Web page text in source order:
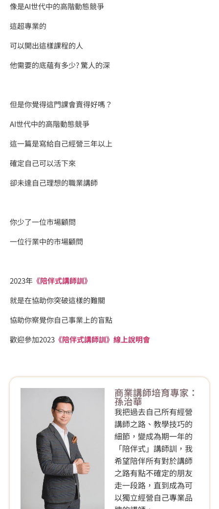
像是AI世代中的高階動態競爭
​這超專業的
可以開出這樣課程的人
他需要的底蘊有多少? 驚人的深
但是你覺得這門課會賣得好嗎？
AI世代中的高階動態競爭
​這一篇是寫給自己經營三年以上
確定自己可以活下來
卻未達自己理想的職業講師
你少了一位市場顧問
一位行業中的市場顧問
2023年 《陪伴式講師訓》
就是在協助你突破這樣的難關
協助你察覺你自己事業上的盲點
歡迎參加2023 《陪伴式講師訓》 線上說明會
商業講師培育專家：
孫治華
我把過去自己所有經營
講師之路、教學技巧的
細節，變成為期一年的
「陪伴式」講師訓，我
希望陪伴所有對於講師
之路有點不確定的朋友
走一段路，直到成為可
以獨立經營自己專業品